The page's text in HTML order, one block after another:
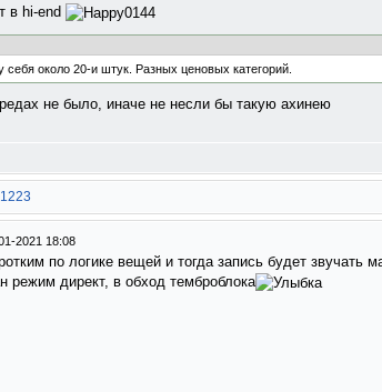
в hi-end
около 20-и штук. Разных ценовых категорий.
не было, иначе не несли бы такую ахинею
2021 18:08
по логике вещей и тогда запись будет звучать
режим директ, в обход темброблока